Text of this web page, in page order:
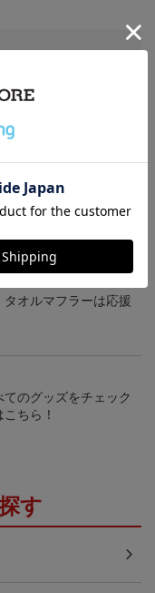
タオルマフラーは応援
のグッズをチェック
ちら！
す